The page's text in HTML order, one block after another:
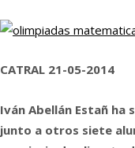
CATRAL 21-05-2014
Iván Abellán Estañ ha
junto a otros siete